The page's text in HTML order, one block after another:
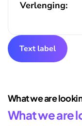
Verlenging:
Text label
What we are
What we are